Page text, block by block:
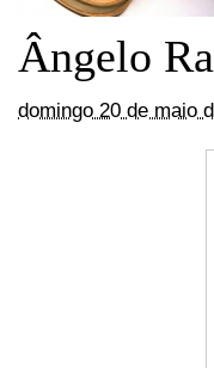
Ângelo
domingo 20 de maio